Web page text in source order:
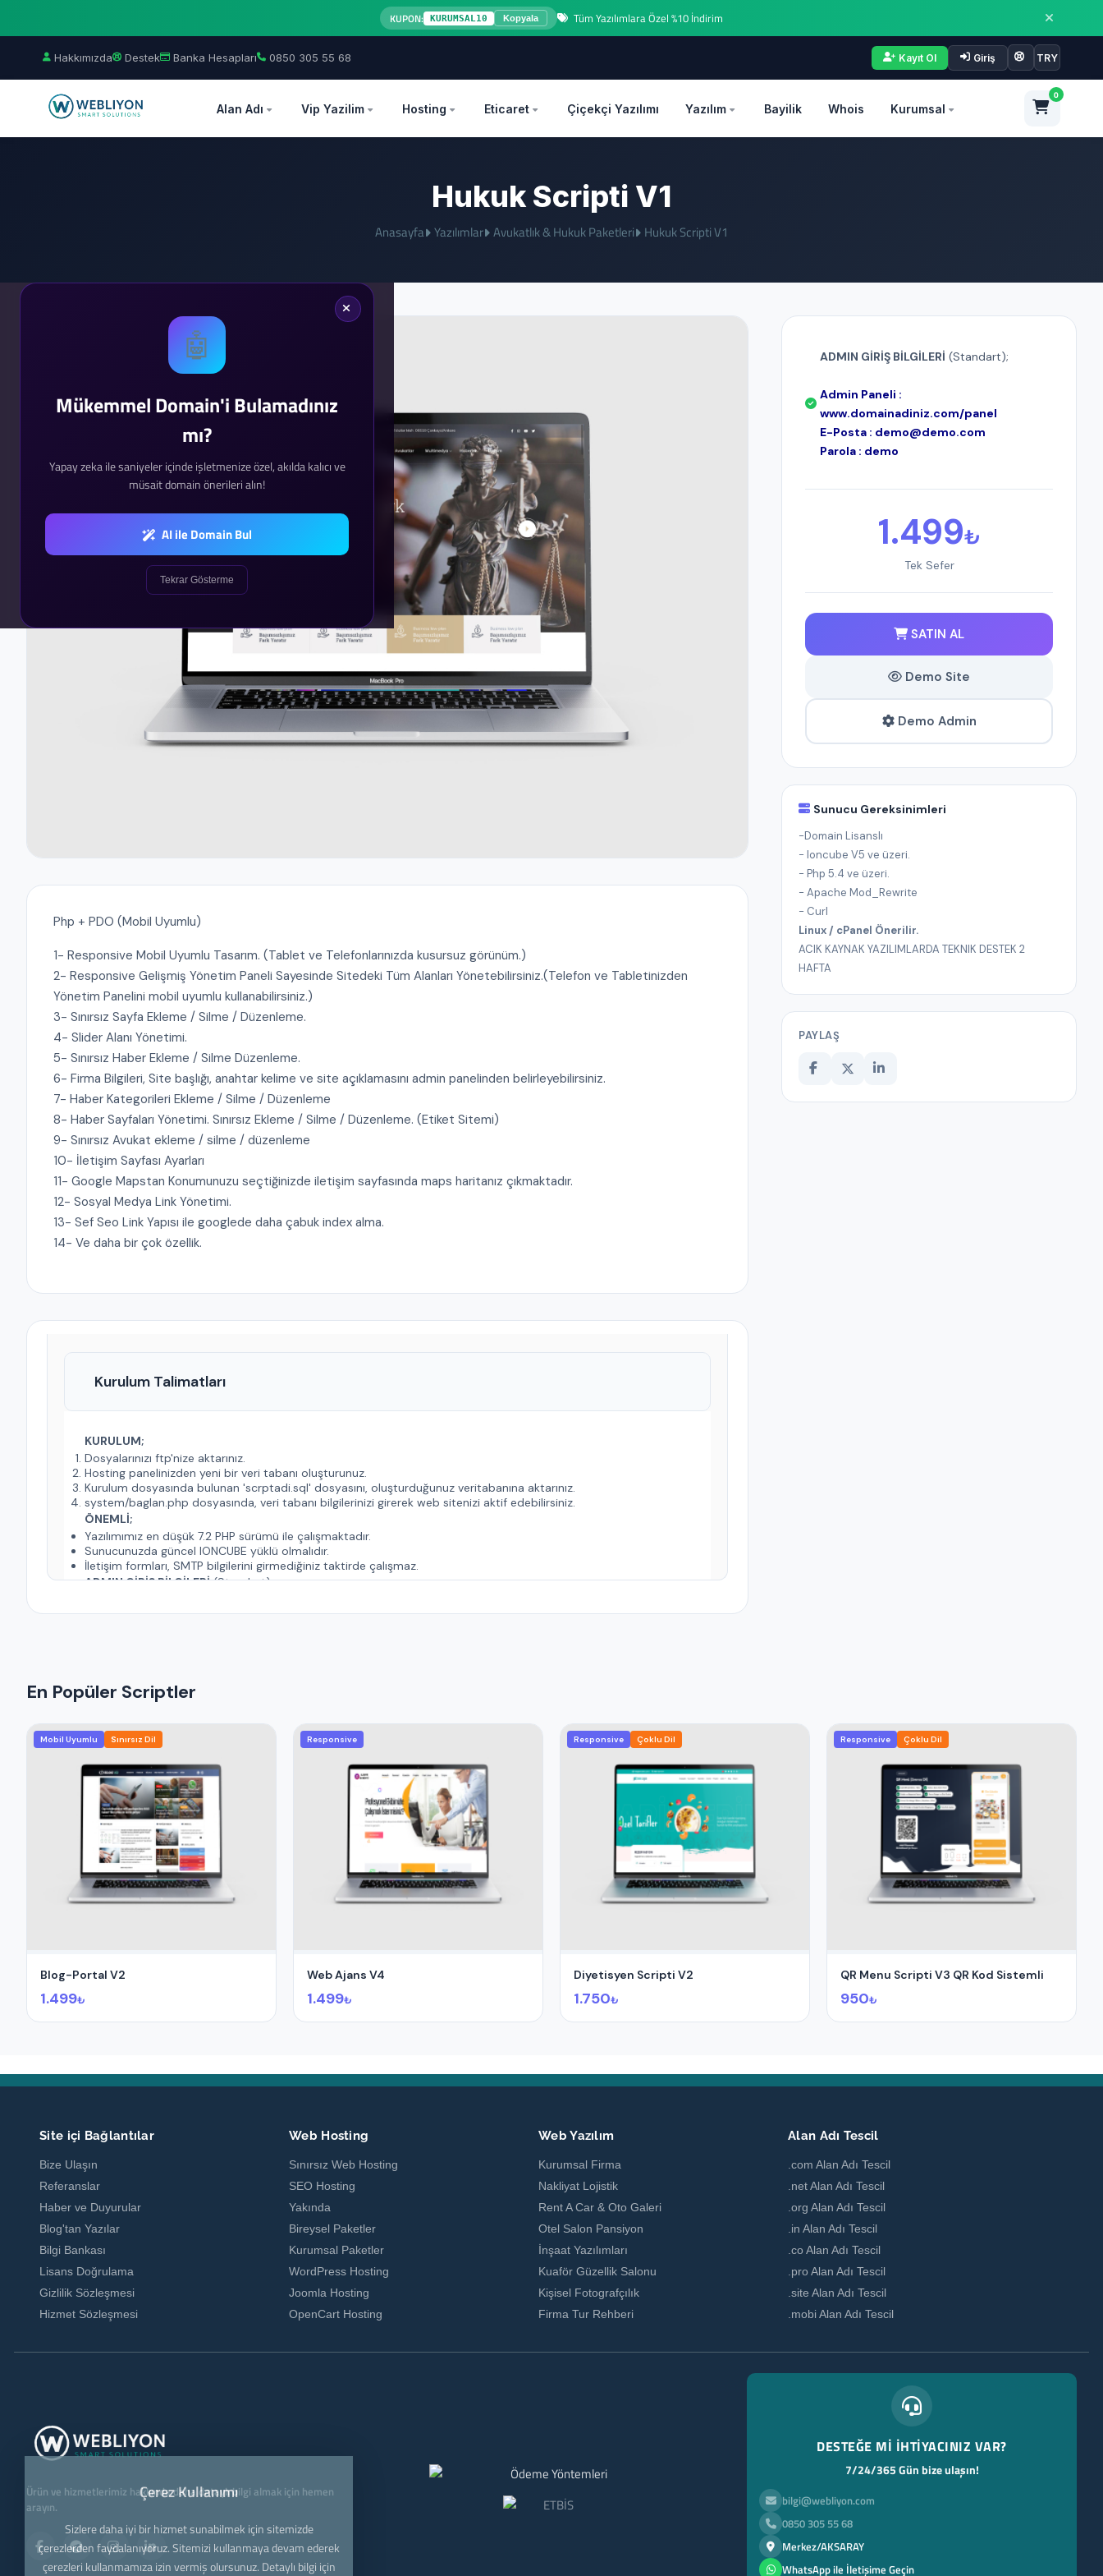
KUPON: KURUMSAL10 Kopyala Tüm Yazılımlara Özel %10 İndirim
Hakkımızda Destek Banka Hesapları 0850 305 55 68 Kayıt Ol Giriş TRY
Alan Adı Vip Yazilim Hosting Eticaret Çiçekçi Yazılımı Yazılım Bayilik Whois Kurumsal
0
Hukuk Scripti V1
Anasayfa Yazılımlar Avukatlık & Hukuk Paketleri Hukuk Scripti V1
🤖
Mükemmel Domain'i Bulamadınız
mı?
Yapay zeka ile saniyeler içinde işletmenize özel, akılda kalıcı ve
müsait domain önerileri alın!
AI ile Domain Bul
Tekrar Gösterme
Php + PDO (Mobil Uyumlu)
1- Responsive Mobil Uyumlu Tasarım. (Tablet ve Telefonlarınızda kusursuz görünüm.)
2- Responsive Gelişmiş Yönetim Paneli Sayesinde Sitedeki Tüm Alanları Yönetebilirsiniz.(Telefon ve Tabletinizden
Yönetim Panelini mobil uyumlu kullanabilirsiniz.)
3- Sınırsız Sayfa Ekleme / Silme / Düzenleme.
4- Slider Alanı Yönetimi.
5- Sınırsız Haber Ekleme / Silme Düzenleme.
6- Firma Bilgileri, Site başlığı, anahtar kelime ve site açıklamasını admin panelinden belirleyebilirsiniz.
7- Haber Kategorileri Ekleme / Silme / Düzenleme
8- Haber Sayfaları Yönetimi. Sınırsız Ekleme / Silme / Düzenleme. (Etiket Sitemi)
9- Sınırsız Avukat ekleme / silme / düzenleme
10- İletişim Sayfası Ayarları
11- Google Mapstan Konumunuzu seçtiğinizde iletişim sayfasında maps haritanız çıkmaktadır.
12- Sosyal Medya Link Yönetimi.
13- Sef Seo Link Yapısı ile googlede daha çabuk index alma.
14- Ve daha bir çok özellik.
Kurulum Talimatları
KURULUM;
Dosyalarınızı ftp'nize aktarınız.
Hosting panelinizden yeni bir veri tabanı oluşturunuz.
Kurulum dosyasında bulunan 'scrptadi.sql' dosyasını, oluşturduğunuz veritabanına aktarınız.
system/baglan.php dosyasında, veri tabanı bilgilerinizi girerek web sitenizi aktif edebilirsiniz.
ÖNEMLİ;
Yazılımımız en düşük 7.2 PHP sürümü ile çalışmaktadır.
Sunucunuzda güncel IONCUBE yüklü olmalıdır.
İletişim formları, SMTP bilgilerini girmediğiniz taktirde çalışmaz.
ADMIN GİRİŞ BİLGİLERİ(Standart);
ADMIN GİRİŞ BİLGİLERİ (Standart);
Admin Paneli :
www.domainadiniz.com/panel
E-Posta : demo@demo.com
Parola : demo
1.499₺
Tek Sefer
SATIN AL
Demo Site
Demo Admin
Sunucu Gereksinimleri
-Domain Lisanslı
- Ioncube V5 ve üzeri.
- Php 5.4 ve üzeri.
- Apache Mod_Rewrite
- Curl
Linux / cPanel Önerilir.
ACIK KAYNAK YAZILIMLARDA TEKNIK DESTEK 2
HAFTA
PAYLAŞ
En Popüler Scriptler
Mobil Uyumlu Sınırsız Dil
Blog-Portal V2
1.499₺
Responsive
Web Ajans V4
1.499₺
Responsive Çoklu Dil
Diyetisyen Scripti V2
1.750₺
Responsive Çoklu Dil
QR Menu Scripti V3 QR Kod Sistemli
950₺
Site içi Bağlantılar
Bize Ulaşın
Referanslar
Haber ve Duyurular
Blog'tan Yazılar
Bilgi Bankası
Lisans Doğrulama
Gizlilik Sözleşmesi
Hizmet Sözleşmesi
Web Hosting
Sınırsız Web Hosting
SEO Hosting
Yakında
Bireysel Paketler
Kurumsal Paketler
WordPress Hosting
Joomla Hosting
OpenCart Hosting
Web Yazılım
Kurumsal Firma
Nakliyat Lojistik
Rent A Car & Oto Galeri
Otel Salon Pansiyon
İnşaat Yazılımları
Kuaför Güzellik Salonu
Kişisel Fotografçılık
Firma Tur Rehberi
Alan Adı Tescil
.com Alan Adı Tescil
.net Alan Adı Tescil
.org Alan Adı Tescil
.in Alan Adı Tescil
.co Alan Adı Tescil
.pro Alan Adı Tescil
.site Alan Adı Tescil
.mobi Alan Adı Tescil
Ürün ve hizmetlerimiz hakkında daha detaylı bilgi almak için hemen
arayın.
DESTEĞE Mİ İHTİYACINIZ VAR?
7/24/365 Gün bize ulaşın!
bilgi@webliyon.com
0850 305 55 68
Merkez/AKSARAY
WhatsApp ile İletişime Geçin
Çerez Kullanımı
Sizlere daha iyi bir hizmet sunabilmek için sitemizde
çerezlerden faydalanıyoruz. Sitemizi kullanmaya devam ederek
çerezleri kullanmamıza izin vermiş olursunuz. Detaylı bilgi için